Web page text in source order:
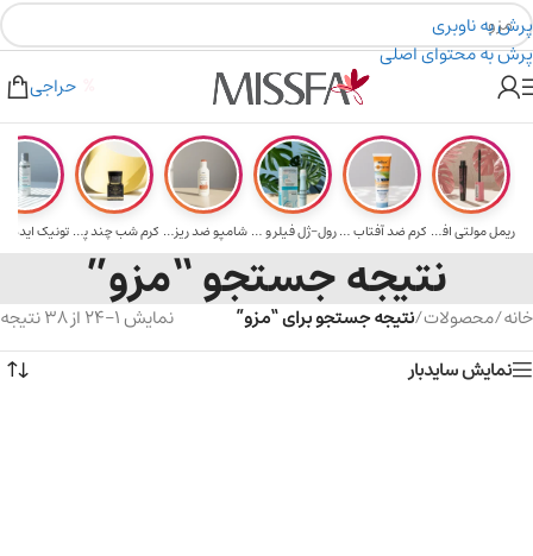
پرش به ناوبری
پرش به محتوای اصلی
۲٪ تخفیف روی سبد خرید برای روش کارت به کارت
هدیه برای خرید های بالای ۵ میلیون تومن
حراجی
ریمل مولتی افکت... کرم ضد آفتاب حا... رول-ژل فیلر و م... شامپو ضد ریزش و... کرم شب چند پپتی... تونیک ایده
نتیجه جستجو “مزو”
خانه/محصولات/نتیجه جستجو برای “مزو”
نمایش 1–24 از 38 نتیجه
نمایش سایدبار